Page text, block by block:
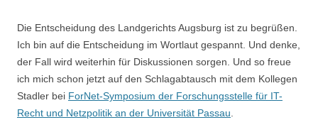
Die Entscheidung des Landgerichts Augsburg ist zu begrüßen.
Ich bin auf die Entscheidung im Wortlaut gespannt. Und denke,
der Fall wird weiterhin für Diskussionen sorgen. Und so freue
ich mich schon jetzt auf den Schlagabtausch mit dem Kollegen
Stadler bei ForNet-Symposium der Forschungsstelle für IT-
Recht und Netzpolitik an der Universität Passau